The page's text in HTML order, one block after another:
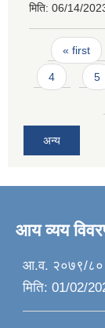
मिति: 06/14/
Pages
« first
4 5
अन्य
आय व्यय
आ.व. २०७९/८०
मिति: 01/02/